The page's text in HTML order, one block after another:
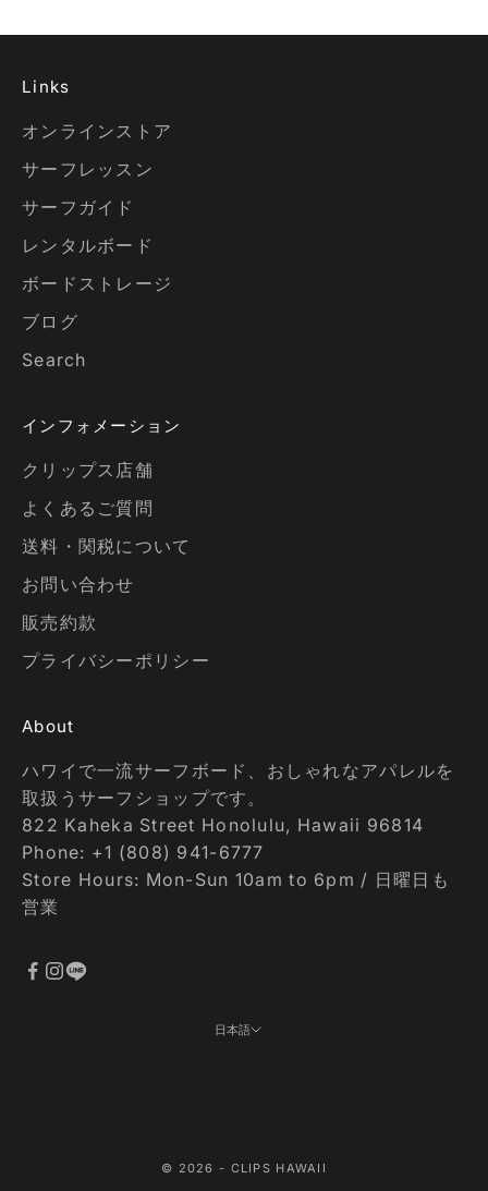
Links
オンラインストア
サーフレッスン
サーフガイド
レンタルボード
ボードストレージ
ブログ
Search
インフォメーション
クリップス店舗
よくあるご質問
送料・関税について
お問い合わせ
販売約款
プライバシーポリシー
About
ハワイで一流サーフボード、おしゃれなアパレルを
取扱うサーフショップです。
822 Kaheka Street Honolulu, Hawaii 96814
Phone: +1 (808) 941-6777
Store Hours: Mon-Sun 10am to 6pm / 日曜日も
営業
日本語
© 2026 - CLIPS HAWAII